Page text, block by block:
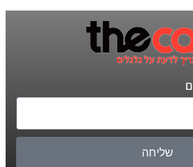
שליחה